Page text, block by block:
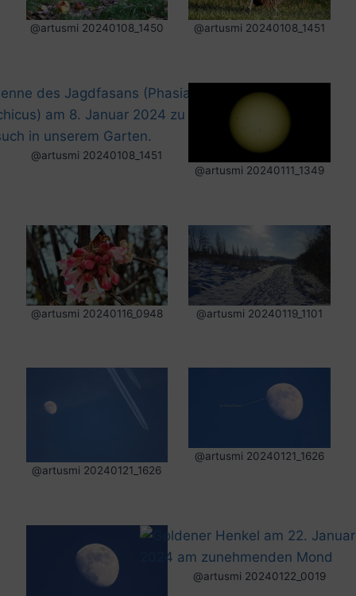
@artusmi 20240108_1450 @artusmi 20240108_1451
@artusmi 20240108_1451
@artusmi 20240111_1349
@artusmi 20240116_0948 @artusmi 20240119_1101
@artusmi 20240121_1626
@artusmi 20240121_1626
@artusmi 20240122_0019